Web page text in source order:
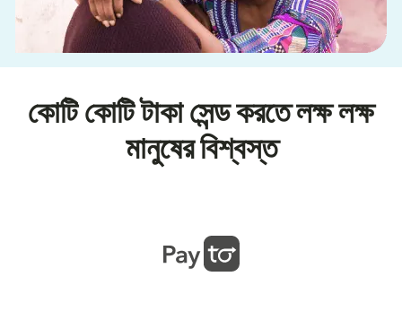
কোটি কোটি টাকা সেন্ড করতে লক্ষ লক্ষ
মানুষের বিশ্বস্ত